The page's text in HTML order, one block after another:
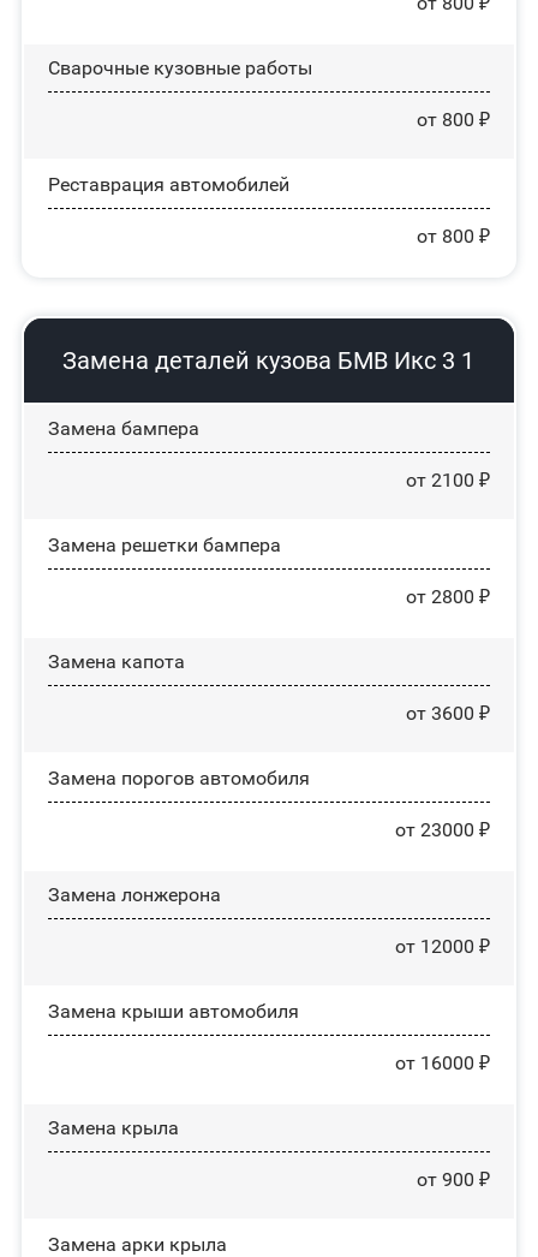
Сварочные кузовные работы
от 800 ₽
Реставрация автомобилей
от 800 ₽
Замена деталей кузова БМВ Икс 3 1
Замена бампера
от 2100 ₽
Замена решетки бампера
от 2800 ₽
Замена капота
от 3600 ₽
Замена порогов автомобиля
от 23000 ₽
Замена лонжерона
от 12000 ₽
Замена крыши автомобиля
от 16000 ₽
Замена крыла
от 900 ₽
Замена арки крыла